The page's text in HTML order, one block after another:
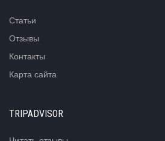
Статьи
Отзывы
Контакты
Карта сайта
TRIPADVISOR